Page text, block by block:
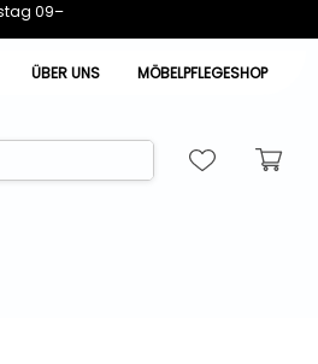
09–
ÜBER UNS MÖBELPFLEGESHOP